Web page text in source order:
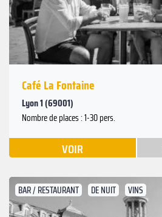
Café La Fontaine
Lyon 1 (69001)
Nombre de places : 1-30 pers.
VOIR
BAR / RESTAURANT DE NUIT VINS